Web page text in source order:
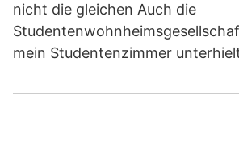
nicht die gleichen Auch die
mein Studentenzimmer